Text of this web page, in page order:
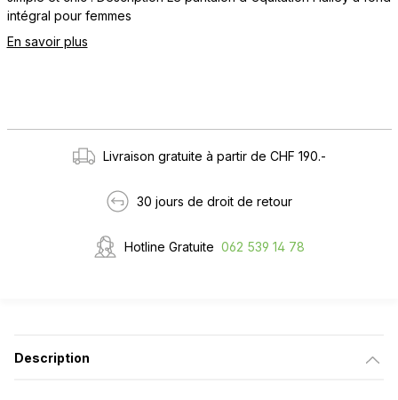
intégral pour femmes
En savoir plus
Livraison gratuite à partir de CHF 190.-
30 jours de droit de retour
Hotline Gratuite 062 539 14 78
Description